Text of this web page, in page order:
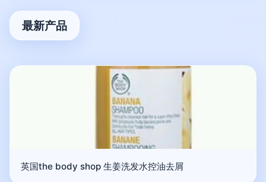
最新产品
英国the body shop 生姜洗发水控油去屑